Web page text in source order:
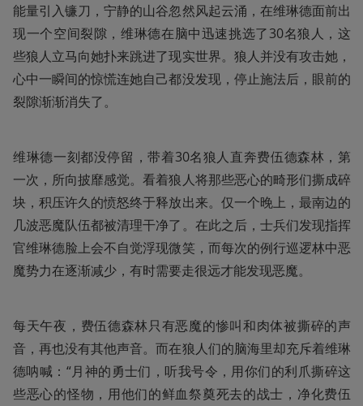
能量引入镰刀，宁静的山谷忽然风起云涌，在维琳德面前出
现一个空间裂隙，维琳德在脑中迅速挑选了30名狼人，这
些狼人立马向她扑来跳进了现实世界。狼人并没有攻击她，
心中一瞬间的惊慌连她自己都没发现，停止施法后，眼前的
裂隙渐渐消失了。
维琳德一刻都没停留，带着30名狼人直奔费伍德森林，第
一次，所向披靡感觉。看着狼人将那些恶心的畸形们撕成碎
块，积压许久的愤怒终于释放出来。仅一个晚上，最南边的
几波恶魔队伍都被清理干净了。在此之后，士兵们发现指挥
官维琳德脸上会不自觉浮现微笑，而每次的例行巡逻林中恶
魔势力在逐渐减少，有时需要走很远才能发现恶魔。
每天午夜，费伍德森林只有恶魔的惨叫和肉体被撕碎的声
音，再也没有其他声音。而在狼人们的脑海里却充斥着维琳
德呐喊：“月神的勇士们，听我号令，用你们的利爪撕碎这
些恶心的怪物，用他们的鲜血祭奠死去的战士，净化费伍